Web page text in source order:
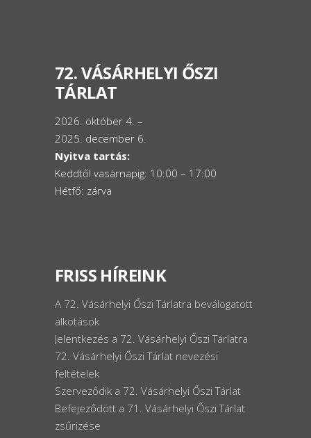
72. VÁSÁRHELYI ŐSZI
TÁRLAT
2026. október 4. –
2025. december 6.
Nyitva tartás:
Keddtől vasárnapig: 10:00 – 17:00
Hétfő: zárva
FRISS HÍREINK
A 72. Vásárhelyi Őszi Tárlatra beválogatott
alkotások
Jelentkezés a 72. Vásárhelyi Őszi Tárlatra
72. Vásárhelyi Őszi Tárlat nevezési
feltételek
Szerveződik a 72. Vásárhelyi Őszi Tárlat
Befejeződött a 71. Vásárhelyi Őszi Tárlat
zsűrizése